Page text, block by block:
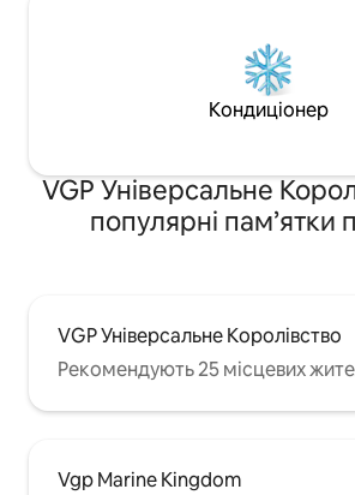
Кондиціонер
VGP Універсальне
популярні пам’ятки
VGP Універсальне Королівство
Рекомендують 25 місцевих
Vgp Marine Kingdom